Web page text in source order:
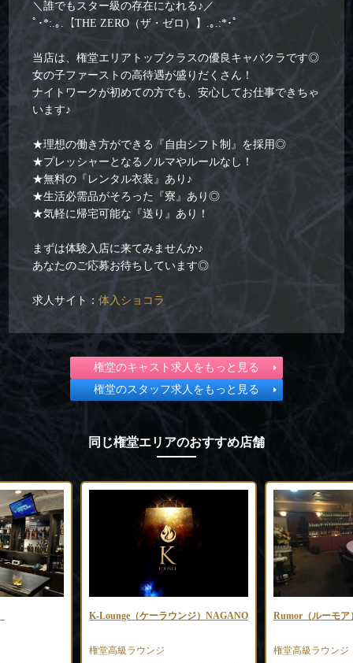
＼誰でもスター級の存在になれる♪／
ﾟ･*:.｡.【THE ZERO（ザ・ゼロ）】.｡.:*･ﾟ
当店は、権堂エリアトップクラスの優良キャバクラです◎
女の子ファーストの高待遇が盛りだくさん！
ナイトワークが初めての方でも、安心してお仕事できちゃ
います♪
★理想の働き方ができる『自由シフト制』を採用◎
★プレッシャーとなるノルマやルールなし！
★無料の『レンタル衣装』あり♪
★生活必需品がそろった『寮』あり◎
★気軽に帰宅可能な『送り』あり！
まずは体験入店に来てみませんか♪
あなたのご応募お待ちしています◎
求人サイト：体入ショコラ
権堂のキャスト求人をもっと見る
権堂のスタッフ求人をもっと見る
同じ権堂エリアのおすすめ店舗
K-Lounge（ケーラウンジ）NAGANO
権堂高級ラウンジ
Rumor（ルーモア
権堂高級ラウンジ